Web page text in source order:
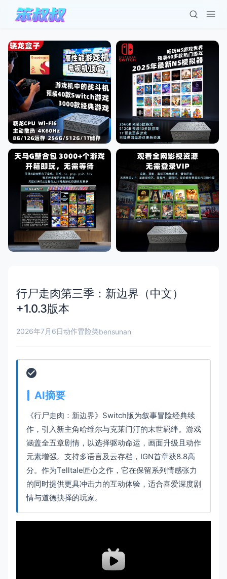
行尸走肉第三季：新边界（中文）
+1.0.3版本
2026年7月6日动作冒险类bensunan
AI摘要
《行尸走肉：新边界》Switch版为叙事冒险经典续
作，引入新主角哈维尔与克莱门汀的末世羁绊。游戏
涵盖全五章剧情，以选择驱动命运，画面升级且动作
元素增强。支持多语言及云存档，IGN首章获8.8高
分。作为Telltale匠心之作，它在保留系列情感张力
的同时提供更具冲击力的互动体验，适合喜爱深度剧
情与道德抉择的玩家。